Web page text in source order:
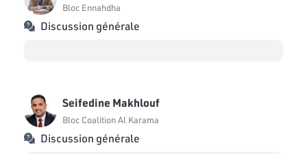
Bloc Ennahdha
Discussion générale
Seifedine Makhlouf
Bloc Coalition Al Karama
Discussion générale